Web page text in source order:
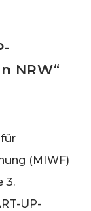
NRW“
(MIWF)
3.
UP-